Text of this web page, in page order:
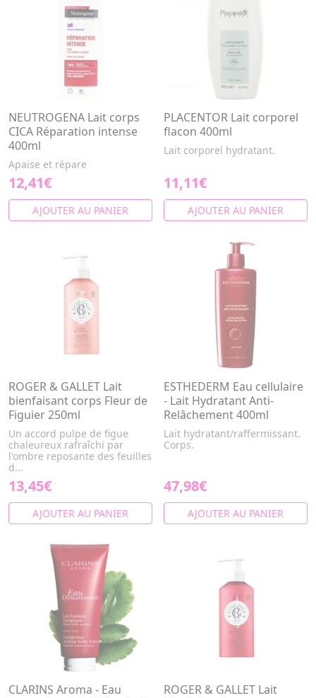
NEUTROGENA Lait corps
CICA Réparation intense
400ml
Apaise et répare
12,41€
AJOUTER AU PANIER
PLACENTOR Lait corporel
flacon 400ml
Lait corporel hydratant.
11,11€
AJOUTER AU PANIER
ROGER & GALLET Lait
bienfaisant corps Fleur de
Figuier 250ml
Un accord pulpe de figue
chaleureux rafraîchi par
l'ombre reposante des feuilles
d...
13,45€
AJOUTER AU PANIER
ESTHEDERM Eau cellulaire
- Lait Hydratant Anti-
Relâchement 400ml
Lait hydratant/raffermissant.
Corps.
47,98€
AJOUTER AU PANIER
CLARINS Aroma - Eau
ROGER & GALLET Lait